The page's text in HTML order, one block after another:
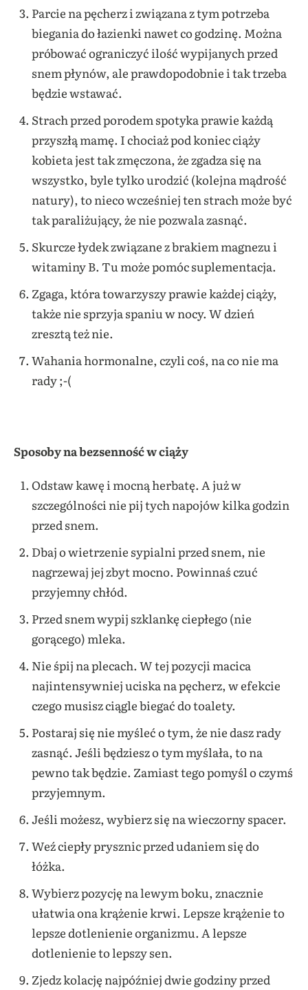
Parcie na pęcherz i związana z tym potrzeba
biegania do łazienki nawet co godzinę. Można
próbować ograniczyć ilość wypijanych przed
snem płynów, ale prawdopodobnie i tak trzeba
będzie wstawać.
Strach przed porodem spotyka prawie każdą
przyszłą mamę. I chociaż pod koniec ciąży
kobieta jest tak zmęczona, że zgadza się na
wszystko, byle tylko urodzić (kolejna mądrość
natury), to nieco wcześniej ten strach może być
tak paraliżujący, że nie pozwala zasnąć.
Skurcze łydek związane z brakiem magnezu i
witaminy B. Tu może pomóc suplementacja.
Zgaga, która towarzyszy prawie każdej ciąży,
także nie sprzyja spaniu w nocy. W dzień
zresztą też nie.
Wahania hormonalne, czyli coś, na co nie ma
rady ;-(
Sposoby na bezsenność w ciąży
Odstaw kawę i mocną herbatę. A już w
szczególności nie pij tych napojów kilka godzin
przed snem.
Dbaj o wietrzenie sypialni przed snem, nie
nagrzewaj jej zbyt mocno. Powinnaś czuć
przyjemny chłód.
Przed snem wypij szklankę ciepłego (nie
gorącego) mleka.
Nie śpij na plecach. W tej pozycji macica
najintensywniej uciska na pęcherz, w efekcie
czego musisz ciągle biegać do toalety.
Postaraj się nie myśleć o tym, że nie dasz rady
zasnąć. Jeśli będziesz o tym myślała, to na
pewno tak będzie. Zamiast tego pomyśl o czymś
przyjemnym.
Jeśli możesz, wybierz się na wieczorny spacer.
Weź ciepły prysznic przed udaniem się do
łóżka.
Wybierz pozycję na lewym boku, znacznie
ułatwia ona krążenie krwi. Lepsze krążenie to
lepsze dotlenienie organizmu. A lepsze
dotlenienie to lepszy sen.
Zjedz kolację najpóźniej dwie godziny przed